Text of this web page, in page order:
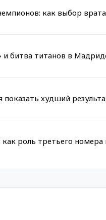
как выбор
битва титанов в
показать худший
роль третьего